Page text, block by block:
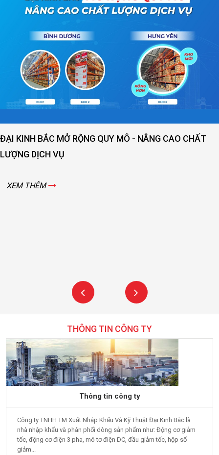
ĐẠI KINH BẮC MỞ RỘNG QUY MÔ - NÂNG CAO CHẤT
LƯỢNG DỊCH VỤ
XEM THÊM
THÔNG TIN CÔNG TY
Thông tin công ty
Công ty TNHH TM Xuất Nhập Khẩu Và Kỹ Thuật Đại Kinh Bắc là
nhà nhập khẩu và phân phối dòng sản phẩm như: Động cơ giảm
tốc, động cơ điện 3 pha, mô tơ điện DC, đầu giảm tốc, hộp số
giảm...